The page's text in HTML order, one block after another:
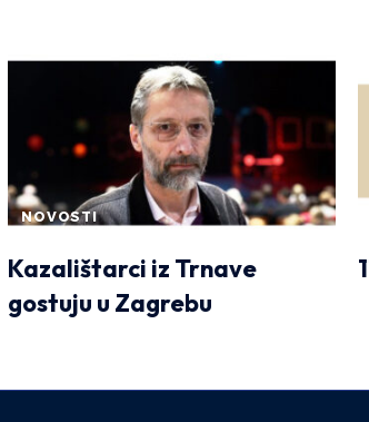
NOVOSTI
Kazalištarci iz Trnave
gostuju u Zagrebu